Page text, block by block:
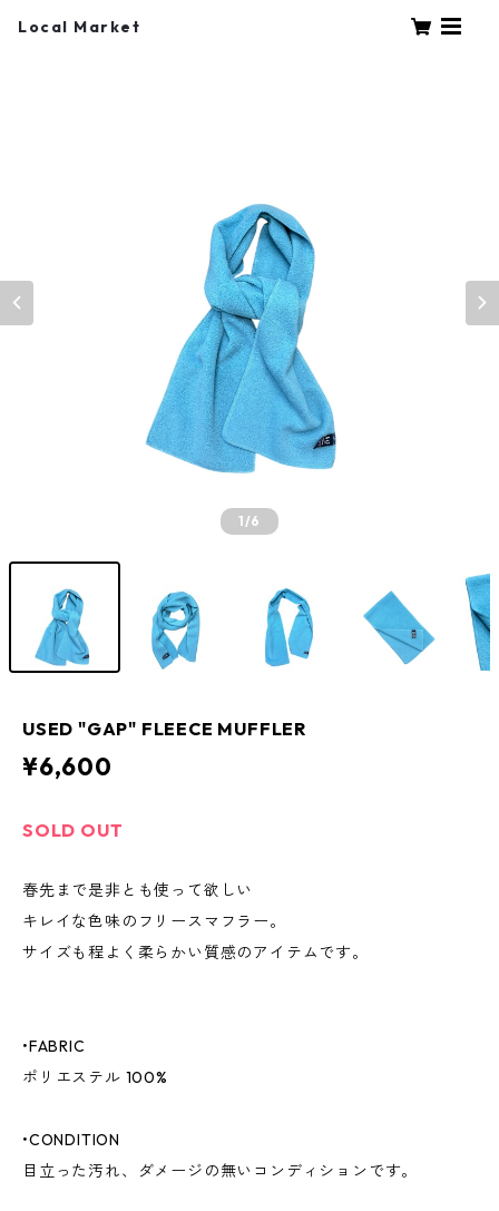
Local Market
1/6
USED "GAP" FLEECE MUFFLER
¥6,600
SOLD OUT
春先まで是非とも使って欲しい
キレイな色味のフリースマフラー。
サイズも程よく柔らかい質感のアイテムです。
•FABRIC
ポリエステル 100%
•CONDITION
目立った汚れ、ダメージの無いコンディションです。